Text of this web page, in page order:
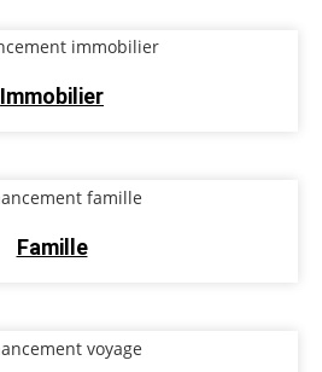
Immobilier
Famille